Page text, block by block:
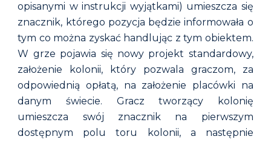
opisanymi w instrukcji wyjątkami) umieszcza się
znacznik, którego pozycja będzie informowała o
tym co można zyskać handlując z tym obiektem.
W grze pojawia się nowy projekt standardowy,
założenie kolonii, który pozwala graczom, za
odpowiednią opłatą, na założenie placówki na
danym świecie. Gracz tworzący kolonię
umieszcza swój znacznik na pierwszym
dostępnym polu toru kolonii, a następnie